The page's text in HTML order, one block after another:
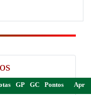
GP GC Pontos Apr